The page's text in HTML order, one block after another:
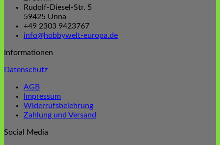
Rudolf-Diesel-Str. 5
59425 Unna
+49 2303 9423767
info@hobbywelt-europa.de
Informationen
Datenschutz
AGB
Impressum
Widerrufsbelehrung
Zahlung und Versand
Social Media